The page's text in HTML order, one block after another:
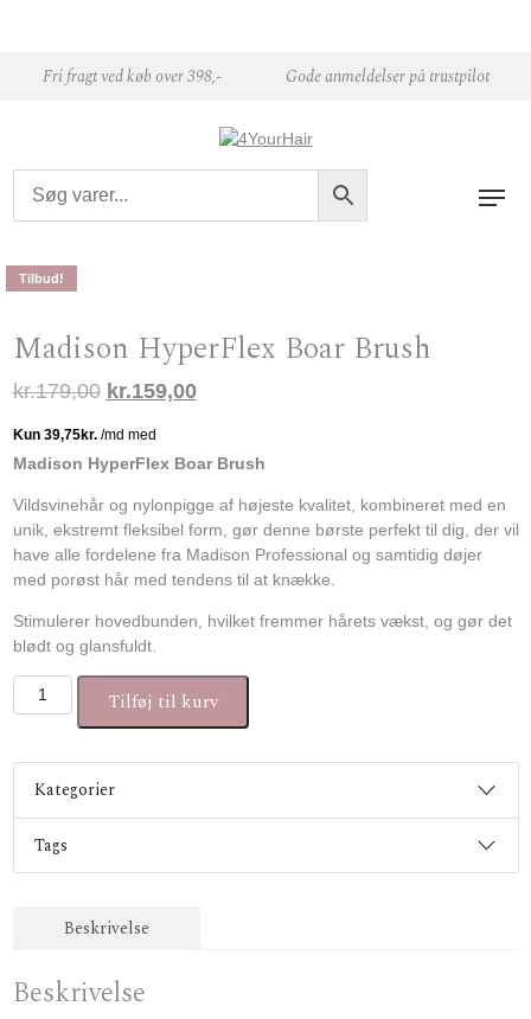
Fri fragt ved køb over 398,- Gode anmeldelser på trustpilot
Tilbud!
Madison HyperFlex Boar Brush
kr.179,00 Den oprindelige pris var: kr.179,00.
kr.159,00Den aktuelle pris er: kr.159,00.
Madison HyperFlex Boar Brush
Vildsvinehår og nylonpigge af højeste kvalitet, kombineret med en
unik, ekstremt fleksibel form, gør denne børste perfekt til dig, der vil
have alle fordelene fra Madison Professional og samtidig døjer
med porøst hår med tendens til at knække.
Stimulerer hovedbunden, hvilket fremmer hårets vækst, og gør det
blødt og glansfuldt.
Madison HyperFlex Boar Brush antal
Tilføj til kurv
Kategorier
Tags
Beskrivelse
Beskrivelse